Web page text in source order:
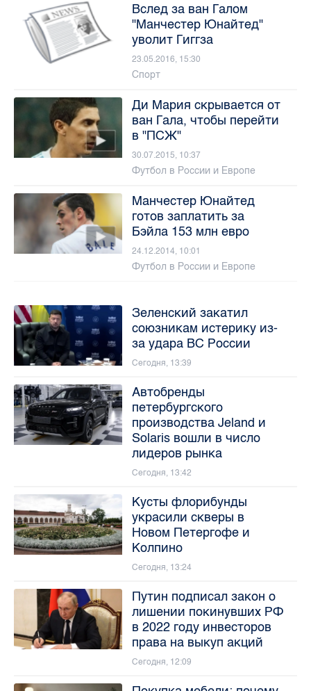
Вслед за ван Галом
"Манчестер Юнайтед"
уволит Гиггза
23.05.2016, 15:30
Спорт
Ди Мария скрывается от
ван Гала, чтобы перейти
в "ПСЖ"
30.07.2015, 10:37
Футбол в России и Европе
Манчестер Юнайтед
готов заплатить за
Бэйла 153 млн евро
24.12.2014, 10:01
Футбол в России и Европе
Зеленский закатил
союзникам истерику из-
за удара ВС России
Сегодня, 13:39
Автобренды
петербургского
производства Jeland и
Solaris вошли в число
лидеров рынка
Сегодня, 13:42
Кусты флорибунды
украсили скверы в
Новом Петергофе и
Колпино
Сегодня, 13:24
Путин подписал закон о
лишении покинувших РФ
в 2022 году инвесторов
права на выкуп акций
Сегодня, 12:09